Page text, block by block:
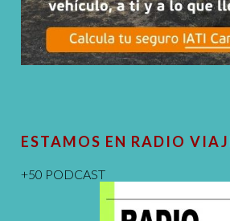
ESTAMOS EN RADIO
+50 PODCAST